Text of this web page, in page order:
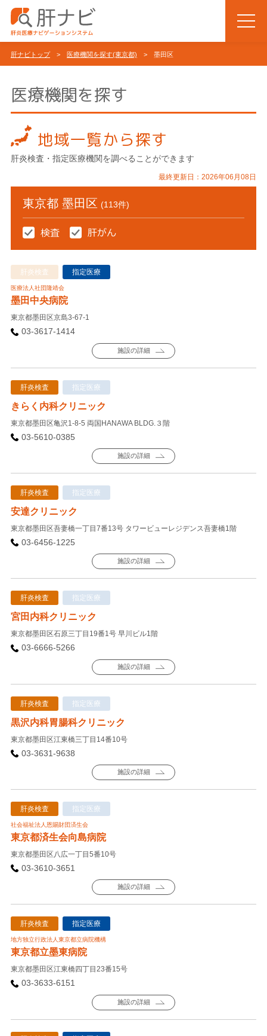
肝ナビトップ> 医療機関を探す(東京都) > 墨田区
医療機関を探す
地域一覧から探す
肝炎検査・指定医療機関を調べることができます
最終更新日：2026年06月08日
東京都 墨田区 (113件)
肝炎検査 指定医療
医療法人社団隆靖会
墨田中央病院
東京都墨田区京島3-67-1
03-3617-1414
施設の詳細
肝炎検査 指定医療
きらく内科クリニック
東京都墨田区亀沢1-8-5 両国HANAWA BLDG.３階
03-5610-0385
施設の詳細
肝炎検査 指定医療
安達クリニック
東京都墨田区吾妻橋一丁目7番13号 タワービューレジデンス吾妻橋1階
03-6456-1225
施設の詳細
肝炎検査 指定医療
宮田内科クリニック
東京都墨田区石原三丁目19番1号 早川ビル1階
03-6666-5266
施設の詳細
肝炎検査 指定医療
黒沢内科胃腸科クリニック
東京都墨田区江東橋三丁目14番10号
03-3631-9638
施設の詳細
肝炎検査 指定医療
社会福祉法人恩賜財団済生会
東京都済生会向島病院
東京都墨田区八広一丁目5番10号
03-3610-3651
施設の詳細
肝炎検査 指定医療
地方独立行政法人東京都立病院機構
東京都立墨東病院
東京都墨田区江東橋四丁目23番15号
03-3633-6151
施設の詳細